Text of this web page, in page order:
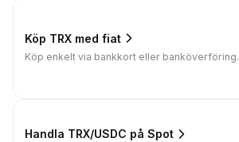
Köp TRX med fiat
Köp enkelt via bankkort eller banköverföring.
Handla TRX/USDC på Spot